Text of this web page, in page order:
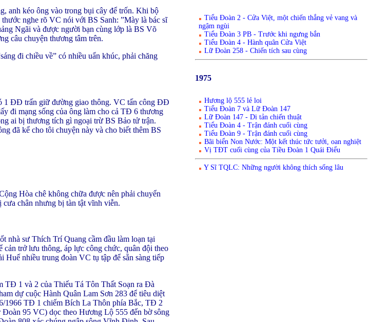
anh kéo ông vào trong bụi cây để trốn. Khi bộ
nghe rõ VC nói với BS Sanh: ”Mày là bác sĩ
Ngãi và được người bạn cùng lớp là BS Võ
câu chuyện thương tâm trên.
đi chiều về” có nhiều uẩn khúc, phải chăng
1 ĐĐ trấn giữ đường giao thông. VC tấn công ĐĐ
đi mạng sống của ông làm cho cả TĐ 6 thương
ai bị thương tích gì ngoại trừ BS Bảo tử trận.
đã kể cho tôi chuyện này và cho biết thêm BS
Hòa chê không chữa được nên phải chuyển
chân nhưng bị tàn tật vĩnh viễn.
nhà sư Thích Trí Quang cầm đầu làm loạn tại
trở lưu thông, áp lực công chức, quân đội theo
nhiều trung đoàn VC tụ tập để sẵn sàng tiếp
1 và 2 của Thiếu Tá Tôn Thất Soạn ra Đà
dự cuộc Hành Quân Lam Sơn 283 để tiêu diệt
1966 TĐ 1 chiếm Bích La Thôn phía Bắc, TĐ 2
95 VC) dọc theo Hương Lộ 555 đến bờ sông
Tiểu Đoàn 2 - Cửa Việt, một chiến thắng vẻ vang và
ngậm ngùi
Tiểu Đoàn 3 PB - Trước khi ngưng bắn
Tiểu Đoàn 4 - Hành quân Cửa Việt
Lữ Đoàn 258 - Chiến tích sau cùng
1975
Hương lộ 555 lẻ loi
Tiểu Đoàn 7 và Lữ Đoàn 147
Lữ Đoàn 147 - Di tản chiến thuật
Tiểu Đoàn 4 - Trận đánh cuối cùng
Tiểu Đoàn 9 - Trận đánh cuối cùng
Bãi biển Non Nước: Một kết thúc tức tưởi, oan nghiệt
Vị TĐT cuối cùng của Tiều Đoàn 1 Quái Điểu
Y Sĩ TQLC: Những người không thích sống lâu